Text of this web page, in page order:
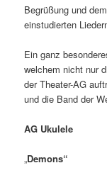
Begrüßung und
einstudierten
Ein ganz
welchem nicht nur
der Theater-AG
und die Band der
AG Ukulele
„Demons“